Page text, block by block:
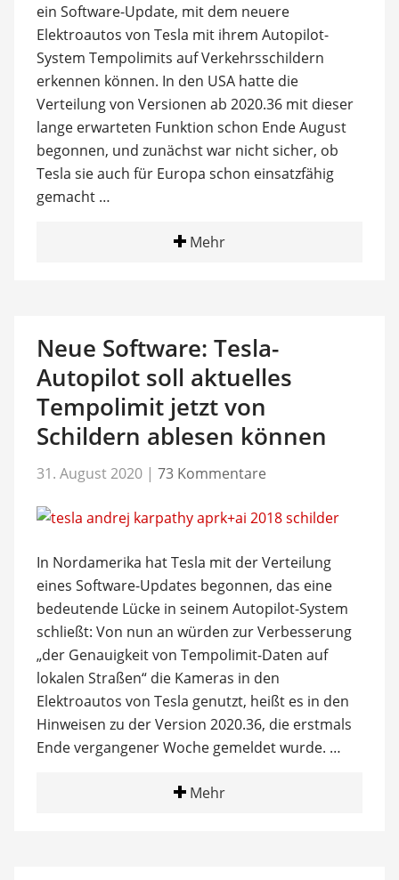
ein Software-Update, mit dem neuere
Elektroautos von Tesla mit ihrem Autopilot-
System Tempolimits auf Verkehrsschildern
erkennen können. In den USA hatte die
Verteilung von Versionen ab 2020.36 mit dieser
lange erwarteten Funktion schon Ende August
begonnen, und zunächst war nicht sicher, ob
Tesla sie auch für Europa schon einsatzfähig
gemacht …
Mehr
Neue Software: Tesla-
Autopilot soll aktuelles
Tempolimit jetzt von
Schildern ablesen können
31. August 2020 | 73 Kommentare
In Nordamerika hat Tesla mit der Verteilung
eines Software-Updates begonnen, das eine
bedeutende Lücke in seinem Autopilot-System
schließt: Von nun an würden zur Verbesserung
„der Genauigkeit von Tempolimit-Daten auf
lokalen Straßen“ die Kameras in den
Elektroautos von Tesla genutzt, heißt es in den
Hinweisen zu der Version 2020.36, die erstmals
Ende vergangener Woche gemeldet wurde. …
Mehr